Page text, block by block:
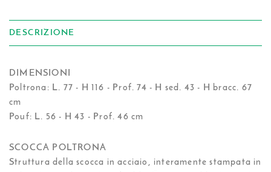
DESCRIZIONE
DIMENSIONI
Poltrona: L. 77 - H 116 - Prof. 74 - H sed. 43 - H bracc. 67
cm
Pouf: L. 56 - H 43 - Prof. 46 cm
SCOCCA POLTRONA
Struttura della scocca in acciaio, interamente stampata in